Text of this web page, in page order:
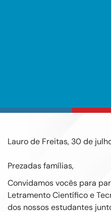
Lauro de Freitas, 30 de
Prezadas famílias,
Convidamos vocês para
Letramento Científico e
dos nossos estudantes